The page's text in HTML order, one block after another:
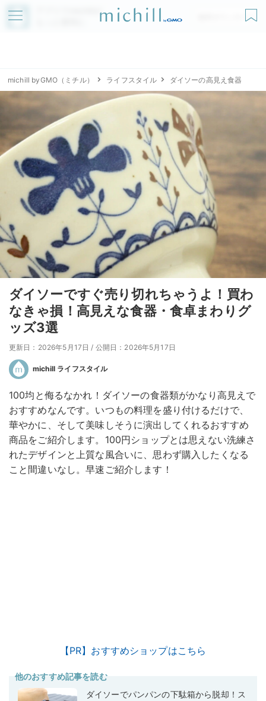
アプリでmichillが
無料ダウンロード
michill byGMO（ミチル） ライフスタイル ダイソーの高見え食器
ダイソーですぐ売り切れちゃうよ！買わ
なきゃ損！高見えな食器・食卓まわりグ
ッズ3選
更新日：2026年5月17日 / 公開日：2026年5月17日
michill ライフスタイル
100均と侮るなかれ！ダイソーの食器類がかなり高見えで
おすすめなんです。いつもの料理を盛り付けるだけで、
華やかに、そして美味しそうに演出してくれるおすすめ
商品をご紹介します。100円ショップとは思えない洗練さ
れたデザインと上質な風合いに、思わず購入したくなる
こと間違いなし。早速ご紹介します！
【PR】おすすめショップはこちら
他のおすすめ記事を読む
ダイソーでパンパンの下駄箱から脱却！ス